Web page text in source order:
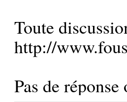
Toute
http://
Pas de